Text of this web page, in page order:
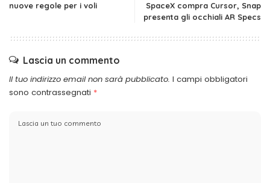
nuove regole per i voli
SpaceX compra Cursor, Snap
presenta gli occhiali AR Specs
Lascia un commento
Il tuo indirizzo email non sarà pubblicato. I campi obbligatori
sono contrassegnati *